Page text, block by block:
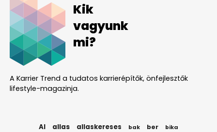
Kik
vagyunk
mi?
A Karrier Trend a tudatos karrierépítők, önfejlesztők
lifestyle-magazinja.
AI allas allaskereses bak ber bika